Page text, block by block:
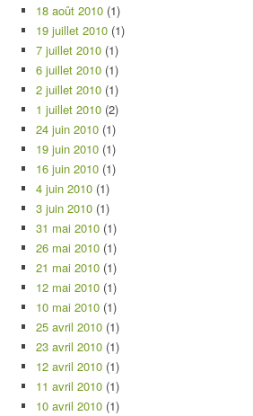
18 août 2010 (1)
19 juillet 2010 (1)
7 juillet 2010 (1)
6 juillet 2010 (1)
2 juillet 2010 (1)
1 juillet 2010 (2)
24 juin 2010 (1)
19 juin 2010 (1)
16 juin 2010 (1)
4 juin 2010 (1)
3 juin 2010 (1)
31 mai 2010 (1)
26 mai 2010 (1)
21 mai 2010 (1)
12 mai 2010 (1)
10 mai 2010 (1)
25 avril 2010 (1)
23 avril 2010 (1)
12 avril 2010 (1)
11 avril 2010 (1)
10 avril 2010 (1)